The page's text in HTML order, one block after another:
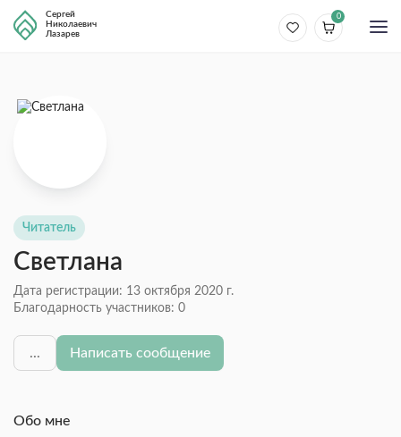
Сергей
Николаевич
Лазарев
0
Читатель
Светлана
Дата регистрации: 13 октября 2020 г.
Благодарность участников: 0
... Написать сообщение
Обо мне